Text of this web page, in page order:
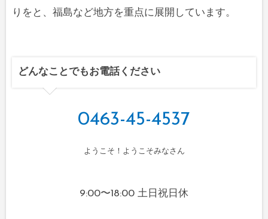
りをと、福島など地方を重点に展開しています。
どんなことでもお電話ください
0463-45-4537
ようこそ！ようこそみなさん
9:00〜18:00 土日祝日休